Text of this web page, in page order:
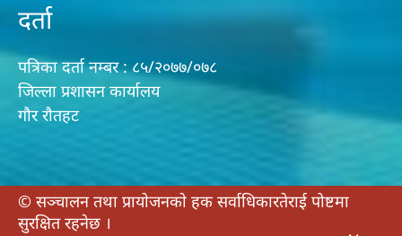
दर्ता
पत्रिका दर्ता नम्बर : ८५/२०७७/०७८
जिल्ला प्रशासन कार्यालय
गौर राैतहट
© सञ्चालन तथा प्रायाेजनकाे हक सर्वाधिकारतेराई पोष्टमा
सुरक्षित रहनेछ ।